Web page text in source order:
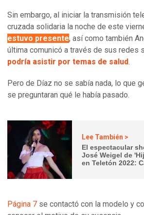
Sin embargo, al iniciar la transmisión
cruzada solidaria la noche de este
estuvo presente, así como también
última comunicó a través de sus redes
podría asistir por temas de salud.
Pero de Díaz no se sabía nada, lo que
se preguntaran qué le había pasado.
Lee También >
El espectacular
José Weigel de
en Teletón 2022:
Página 7 se contactó con la modelo y